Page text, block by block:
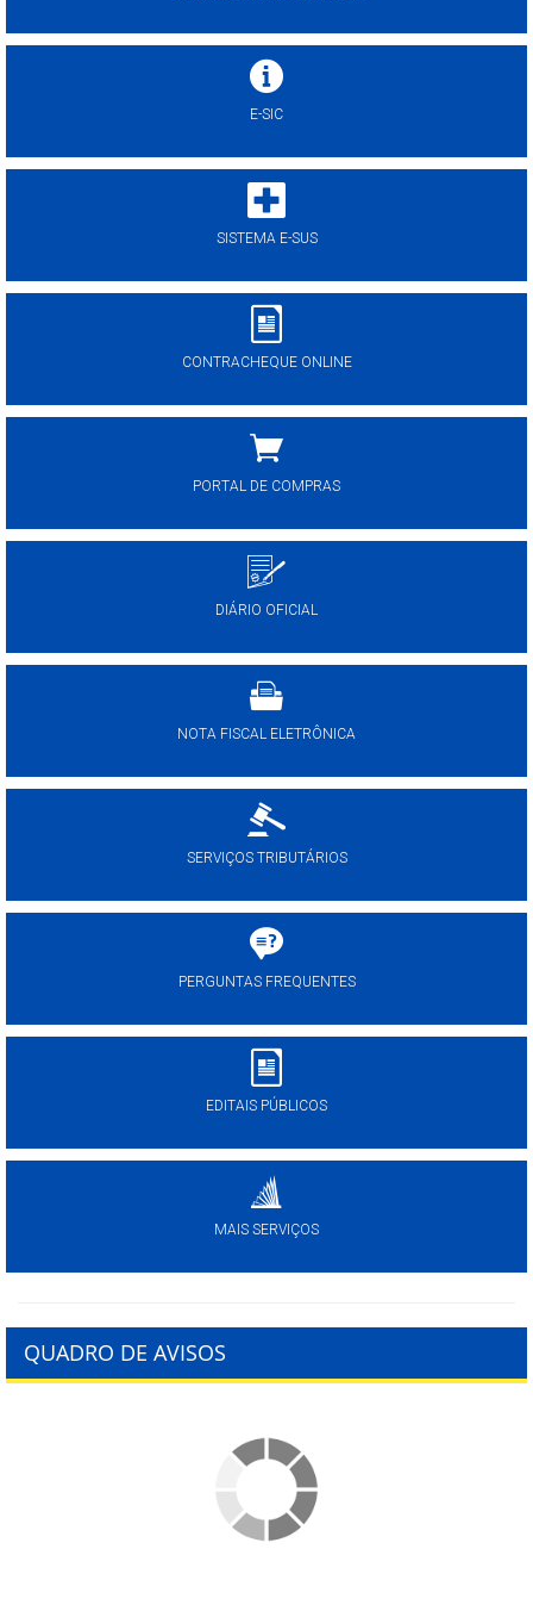
E-SIC
SISTEMA E-SUS
CONTRACHEQUE ONLINE
PORTAL DE COMPRAS
DIÁRIO OFICIAL
NOTA FISCAL ELETRÔNICA
SERVIÇOS TRIBUTÁRIOS
PERGUNTAS FREQUENTES
EDITAIS PÚBLICOS
MAIS SERVIÇOS
QUADRO DE AVISOS